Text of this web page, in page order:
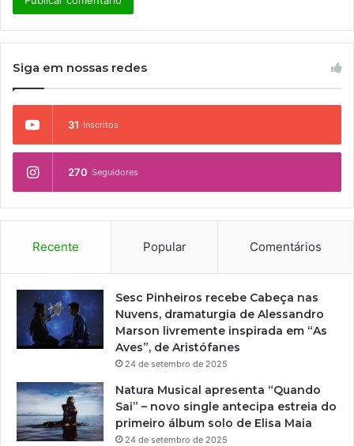
Siga em nossas redes
31 Inscritos
270 Seguidores
Recente Popular Comentários
Sesc Pinheiros recebe Cabeça nas
Nuvens, dramaturgia de Alessandro
Marson livremente inspirada em “As
Aves”, de Aristófanes
24 de setembro de 2025
Natura Musical apresenta “Quando
Sai” – novo single antecipa estreia do
primeiro álbum solo de Elisa Maia
24 de setembro de 2025